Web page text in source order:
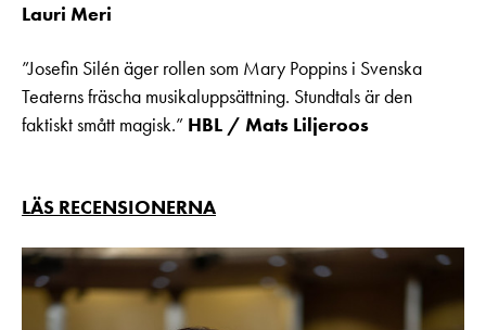
Lauri Meri
”Josefin Silén äger rollen som Mary Poppins i Svenska
Teaterns fräscha musikaluppsättning. Stundtals är den
faktiskt smått magisk.” HBL / Mats Liljeroos
LÄS RECENSIONERNA